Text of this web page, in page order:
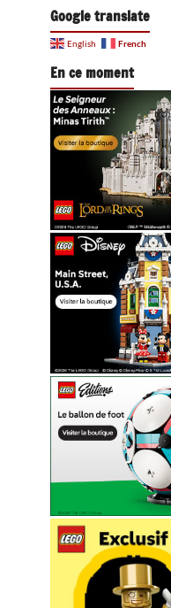
Google translate
English French
En ce moment